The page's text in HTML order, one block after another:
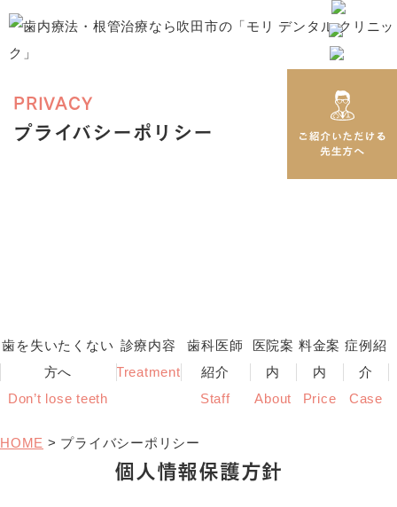
PRIVACY
プライバシーポリシー
歯を失いたくない
方へ
Don’t lose teeth
診療内容
Treatment
歯科医師
紹介
Staff
医院案
内
About
料金案
内
Price
症例紹
介
Case
HOME > プライバシーポリシー
個人情報保護方針